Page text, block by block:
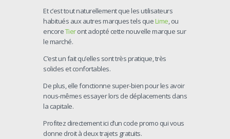
Et c’est tout naturellement que les utilisateurs
habitués aux autres marques tels queLime, ou
encoreTieront adopté cette nouvelle marque sur
le marché.
C’est un fait qu’elles sont très pratique, très
solides et confortables.
De plus, elle fonctionne super-bien pour les avoir
nous-mêmes essayer lors de déplacements dans
la capitale.
Profitez directement ici d’un code promo qui vous
donne droit à deux trajets gratuits.